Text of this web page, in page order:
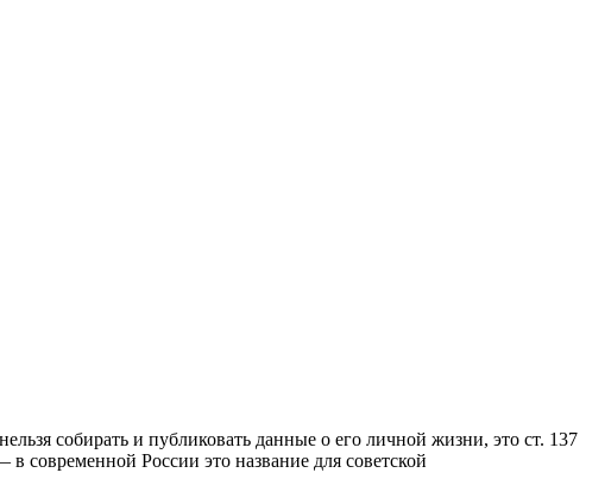
собирать и публиковать данные о его личной жизни, это ст. 137
современной России это название для советской